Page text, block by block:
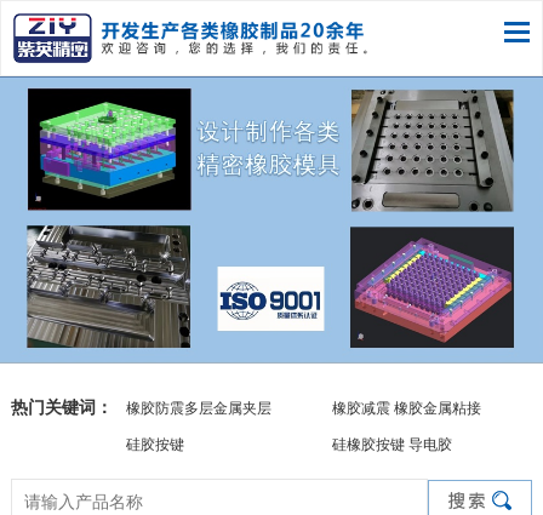
热门关键词： 橡胶防震多层金属夹层
橡胶减震 橡胶金属粘接
硅胶按键
硅橡胶按键 导电胶